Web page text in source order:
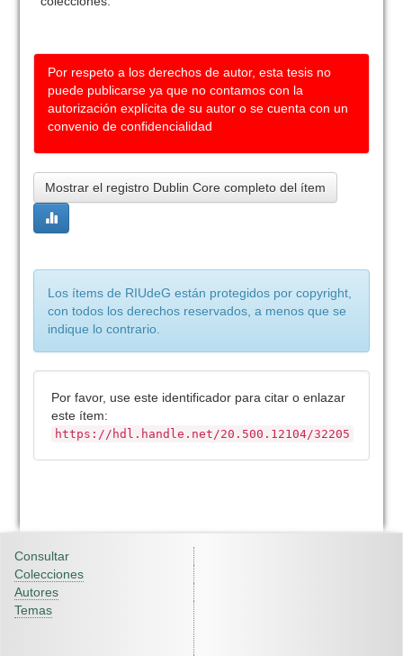
Por respeto a los derechos de autor, esta tesis no
puede publicarse ya que no contamos con la
autorización explícita de su autor o se cuenta con un
convenio de confidencialidad
Mostrar el registro Dublin Core completo del ítem
Los ítems de RIUdeG están protegidos por copyright,
con todos los derechos reservados, a menos que se
indique lo contrario.
Por favor, use este identificador para citar o enlazar
este ítem:
https://hdl.handle.net/20.500.12104/32205
Consultar
Colecciones
Autores
Temas